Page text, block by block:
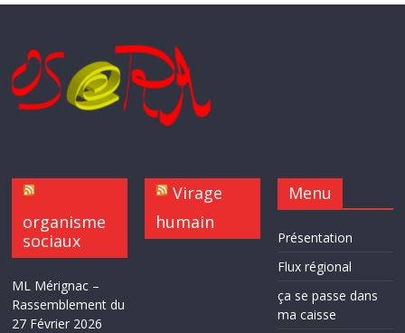
organisme
sociaux
ML Mérignac –
Rassemblement du
27 Février 2026
Virage
humain
Menu
Présentation
Flux régional
ça se passe dans
ma caisse